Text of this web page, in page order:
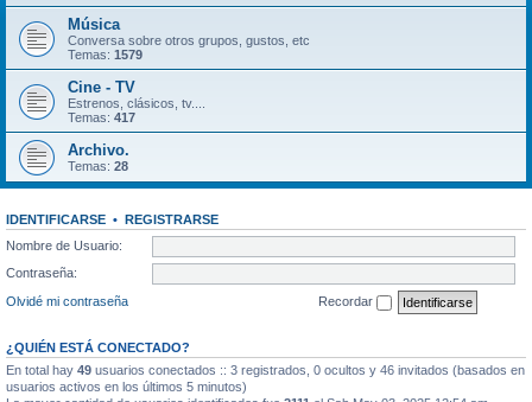
Música
Conversa sobre otros grupos, gustos, etc
Temas: 1579
Cine - TV
Estrenos, clásicos, tv....
Temas: 417
Archivo.
Temas: 28
IDENTIFICARSE • REGISTRARSE
Nombre de Usuario:
Contraseña:
Olvidé mi contraseña
Recordar
¿QUIÉN ESTÁ CONECTADO?
En total hay 49 usuarios conectados :: 3 registrados, 0 ocultos y 46 invitados (basados en
usuarios activos en los últimos 5 minutos)